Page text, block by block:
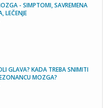
- SIMPTOMI, SAVREMENA
LEČENJE
GLAVA? KADA TREBA SNIMITI
MOZGA?